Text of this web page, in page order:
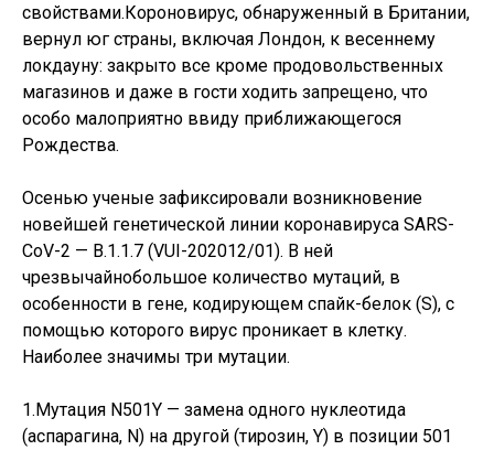
свойствами.Короновирус, обнаруженный в Британии,
вернул юг страны, включая Лондон, к весеннему
локдауну: закрыто все кроме продовольственных
магазинов и даже в гости ходить запрещено, что
особо малоприятно ввиду приближающегося
Рождества.
Осенью ученые зафиксировали возникновение
новейшей генетической линии коронавируса SARS-
CoV-2 — B.1.1.7 (VUI-202012/01). В ней
чрезвычайнобольшое количество мутаций, в
особенности в гене, кодирующем спайк-белок (S), с
помощью которого вирус проникает в клетку.
Наиболее значимы три мутации.
1.Мутация N501Y — замена одного нуклеотида
(аспарагина, N) на другой (тирозин, Y) в позиции 501